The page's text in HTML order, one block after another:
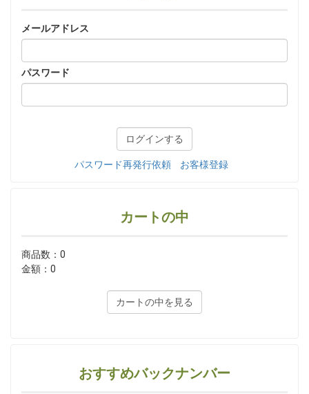
メールアドレス
パスワード
パスワード再発行依頼 お客様登録
カートの中
商品数：0
金額：0
カートの中を見る
おすすめバックナンバー